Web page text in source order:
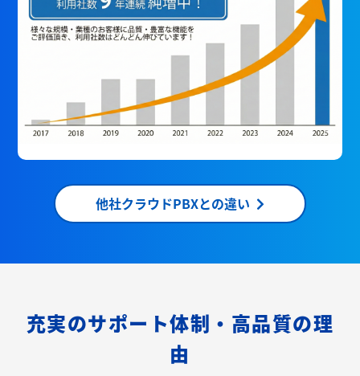
他社クラウドPBXとの違い
充実のサポート体制・高品質の理
由